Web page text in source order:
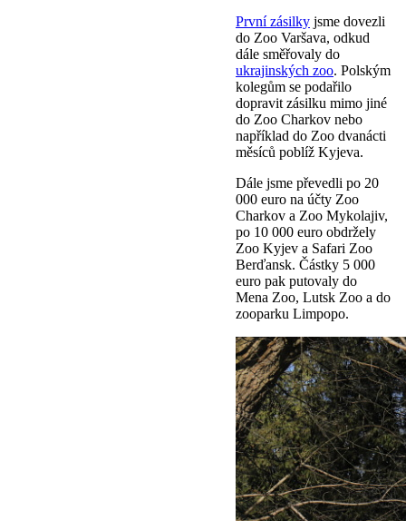
První zásilky jsme dovezli
do Zoo Varšava, odkud
dále směřovaly do
ukrajinských zoo. Polským
kolegům se podařilo
dopravit zásilku mimo jiné
do Zoo Charkov nebo
například do Zoo dvanácti
měsíců poblíž Kyjeva.
Dále jsme převedli po 20
000 euro na účty Zoo
Charkov a Zoo Mykolajiv,
po 10 000 euro obdržely
Zoo Kyjev a Safari Zoo
Berďansk. Částky 5 000
euro pak putovaly do
Mena Zoo, Lutsk Zoo a do
zooparku Limpopo.